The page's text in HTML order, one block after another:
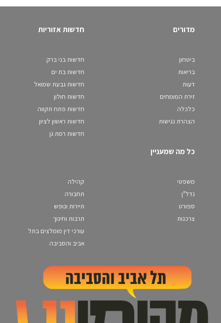
מדורים
ביטחון
בריאות
דעות
זירת המומחים
כלכלה
הצהרת נגישות
חדשות אזוריות
חדשות בני ברק
חדשות בת ים
חדשות גבעת שמואל
חדשות חולון
חדשות פתח תקווה
חדשות ראשון לציון
חדשות רמת גן
כל מה שמעניין
משפטי
נדל"ן
ספורט
צרכנות
קהילה
תחבורה
תיירות ונופש
תרבות וחינוך
עורכי דין מומלצים בתל
אביב והסביבה